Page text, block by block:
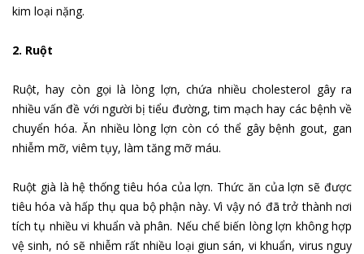
kim loại nặng.
2. Ruột
Ruột, hay còn gọi là lòng lợn, chứa nhiều cholesterol gây ra
nhiều vấn đề với người bị tiểu đường, tim mạch hay các bệnh về
chuyển hóa. Ăn nhiều lòng lợn còn có thể gây bệnh gout, gan
nhiễm mỡ, viêm tụy, làm tăng mỡ máu.
Ruột già là hệ thống tiêu hóa của lợn. Thức ăn của lợn sẽ được
tiêu hóa và hấp thụ qua bộ phận này. Vì vậy nó đã trở thành nơi
tích tụ nhiều vi khuẩn và phân. Nếu chế biến lòng lợn không hợp
vệ sinh, nó sẽ nhiễm rất nhiều loại giun sán, vi khuẩn, virus nguy